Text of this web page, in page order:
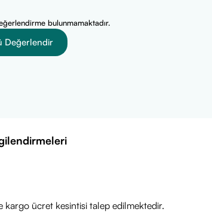
bulunmamaktadır.
Değerlendir
kargo ücret kesintisi talep edilmektedir.